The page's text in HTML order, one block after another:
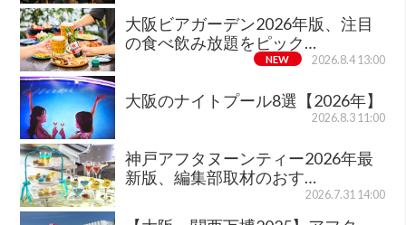
大阪ビアガーデン2026年版、注目
の食べ飲み放題をピック…
NEW 2026.8.4 13:00
大阪のナイトプール8選【2026年】
2026.8.3 11:00
神戸アフタヌーンティー2026年最
新版、編集部取材のおす…
2026.7.31 14:00